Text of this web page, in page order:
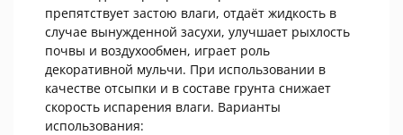
препятствует застою влаги, отдаёт жидкость в
случае вынужденной засухи, улучшает рыхлость
почвы и воздухообмен, играет роль
декоративной мульчи. При использовании в
качестве отсыпки и в составе грунта снижает
скорость испарения влаги. Варианты
использования: